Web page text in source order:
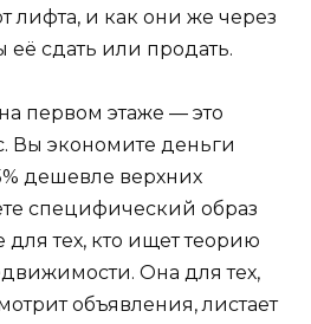
лифта, и как они же через
её сдать или продать.
первом этаже — это
Вы экономите деньги
дешевле верхних
специфический образ
для тех, кто ищет теорию
Она для тех,
объявления, листает